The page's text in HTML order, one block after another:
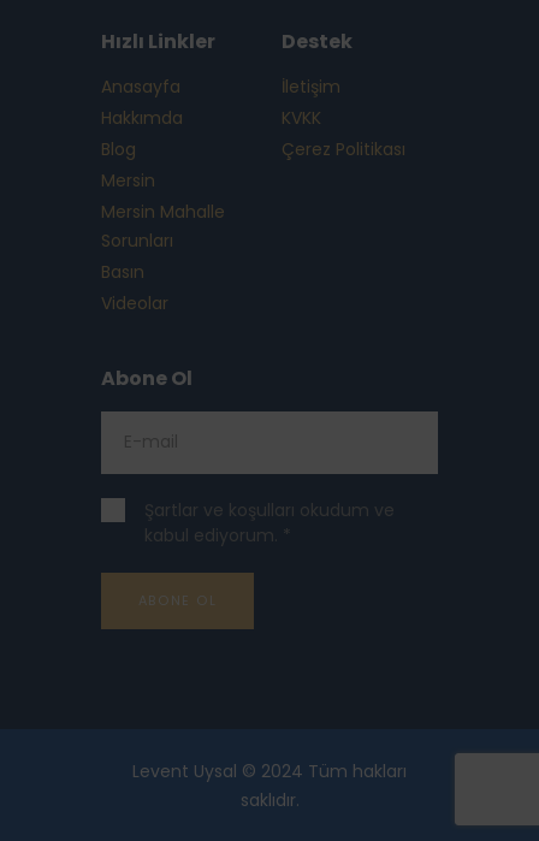
Hızlı Linkler
Anasayfa
Hakkımda
Blog
Mersin
Mersin Mahalle
Sorunları
Basın
Videolar
Destek
İletişim
KVKK
Çerez Politikası
Abone Ol
Şartlar ve koşulları okudum ve
kabul ediyorum. *
Levent Uysal © 2024 Tüm hakları
saklıdır.